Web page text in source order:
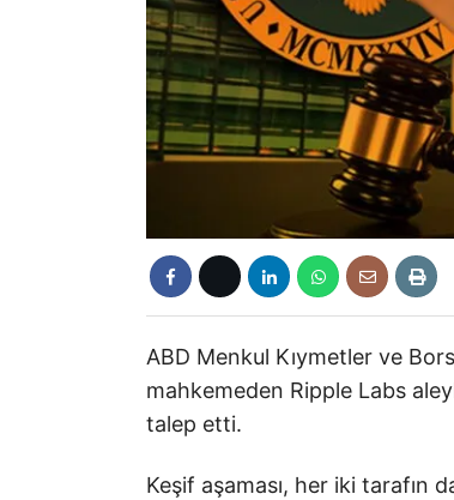
ABD Menkul Kıymetler ve
mahkemeden Ripple Labs
talep etti.
Keşif aşaması, her iki tarafın